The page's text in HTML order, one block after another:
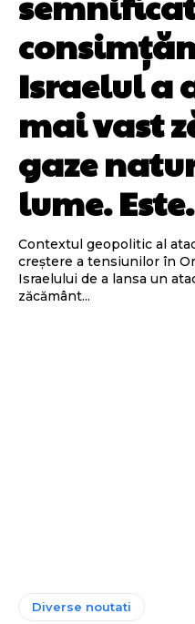
Israelul a
mai vast
gaze
lume.
Contextul geopolitic al
creștere a tensiunilor în
Israelului de a lansa un
zăcământ...
Diverse noutati